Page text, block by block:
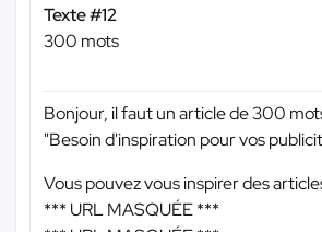
Texte #12
300 mots
Bonjour, il faut un article de 300
"Besoin d'inspiration pour vos
Vous pouvez vous inspirer des
*** URL MASQUÉE ***